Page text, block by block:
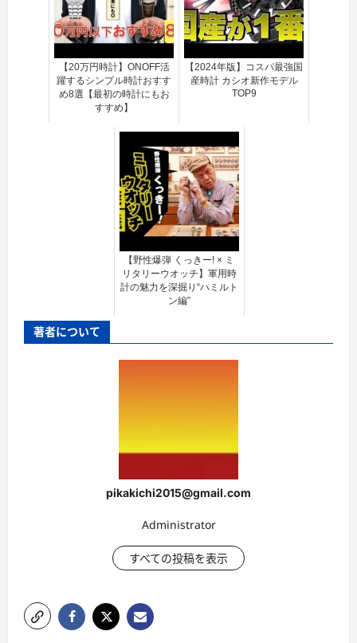
【20万円時計】ONOFF活
躍するシンプル時計おすす
め8選【最初の時計にもお
すすめ】
【2024年版】コスパ最強国
産時計 カシオ新作モデル
TOP9
【野性爆弾 くっきー! × ミ
リタリーウオッチ】軍用時
計の魅力を深掘り“ハミルト
ン編”
著者について
pikakichi2015@gmail.com
Administrator
すべての投稿を表示